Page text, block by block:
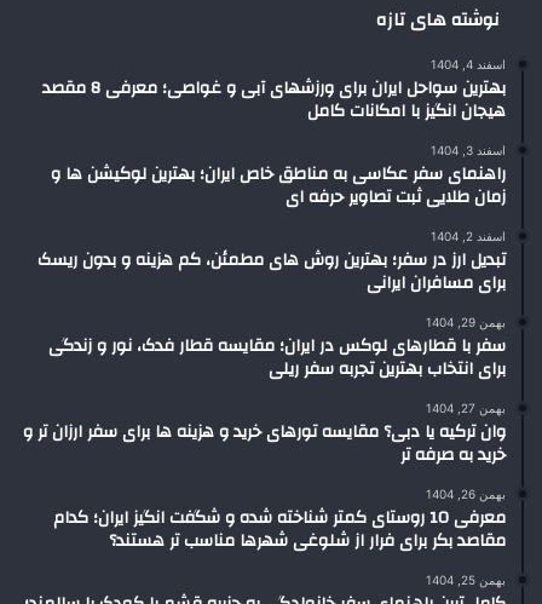
نوشته های تازه
اسفند 4, 1404
بهترین سواحل ایران برای ورزشهای آبی و غواصی؛ معرفی 8 مقصد
هیجان انگیز با امکانات کامل
اسفند 3, 1404
راهنمای سفر عکاسی به مناطق خاص ایران؛ بهترین لوکیشن ها و
زمان طلایی ثبت تصاویر حرفه ای
اسفند 2, 1404
تبدیل ارز در سفر؛ بهترین روش های مطمئن، کم هزینه و بدون ریسک
برای مسافران ایرانی
بهمن 29, 1404
سفر با قطارهای لوکس در ایران؛ مقایسه قطار فدک، نور و زندگی
برای انتخاب بهترین تجربه سفر ریلی
بهمن 27, 1404
وان ترکیه یا دبی؟ مقایسه تورهای خرید و هزینه ها برای سفر ارزان تر و
خرید به صرفه تر
بهمن 26, 1404
معرفی 10 روستای کمتر شناخته شده و شگفت انگیز ایران؛ کدام
مقاصد بکر برای فرار از شلوغی شهرها مناسب تر هستند؟
بهمن 25, 1404